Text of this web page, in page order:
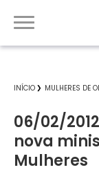
INÍCIO MULHERES DE
06/02/
nova
Mulheres